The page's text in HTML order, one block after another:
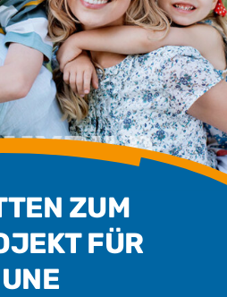
ZUM
FÜR